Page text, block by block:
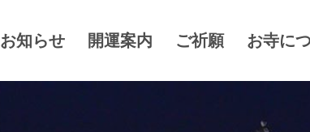
お知らせ 開運案内 ご祈願 お寺に